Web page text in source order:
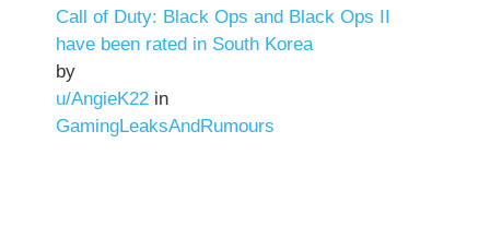
Call of Duty: Black Ops and Black Ops II
have been rated in South Korea
by
u/AngieK22 in
GamingLeaksAndRumours